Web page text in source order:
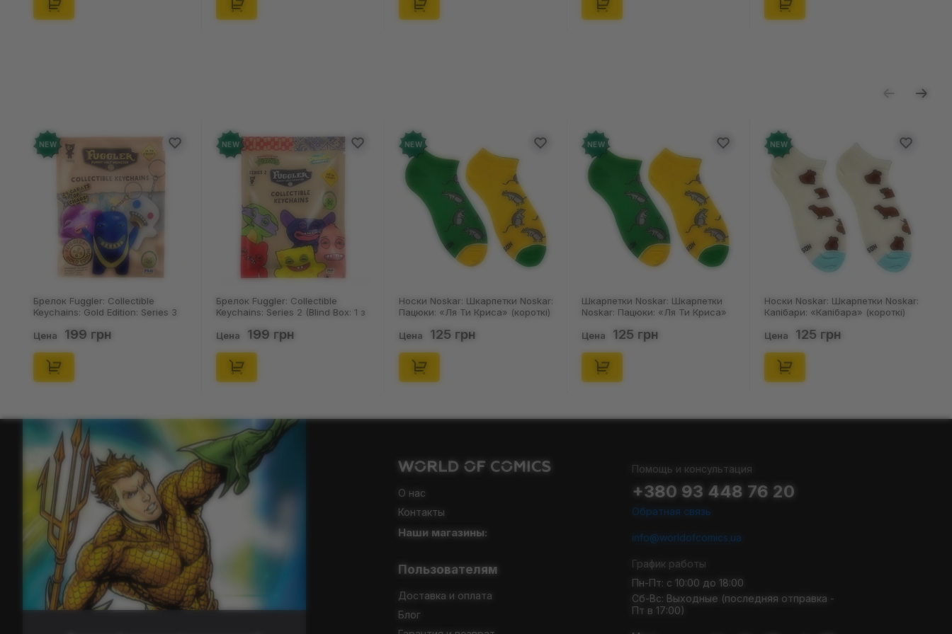
NEW
Брелок Fuggler: Collectible
Keychains: Gold Edition: Series 3
Цена 199 грн
NEW
Брелок Fuggler: Collectible
Keychains: Series 2 (Blind Box: 1 з
Цена 199 грн
NEW
Носки Noskar: Шкарпетки Noskar:
Пацюки: «Ля Ти Криса» (короткі)
Цена 125 грн
NEW
Шкарпетки Noskar: Шкарпетки
Noskar: Пацюки: «Ля Ти Криса»
Цена 125 грн
NEW
Носки Noskar: Шкарпетки Noskar:
Капібари: «Капібара» (короткі)
Цена 125 грн
О нас
Контакты
Наши магазины:
Пользователям
Доставка и оплата
Блог
Помощь и консультация
+380 93 448 76 20
Обратная связь
info@worldofcomics.ua
График работы
Пн-Пт: с 10:00 до 18:00
Сб-Вс: Выходные (последняя отправка -
Пт в 17:00)